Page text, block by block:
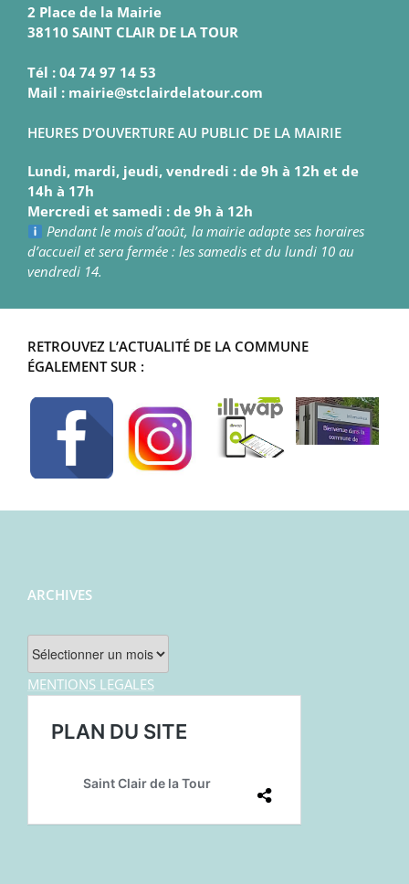
2 Place de la Mairie
38110 SAINT CLAIR DE LA TOUR
Tél : 04 74 97 14 53
Mail : mairie@stclairdelatour.com
HEURES D’OUVERTURE AU PUBLIC DE LA MAIRIE
Lundi, mardi, jeudi, vendredi : de 9h à 12h et de
14h à 17h
Mercredi et samedi : de 9h à 12h
Pendant le mois d’août, la mairie adapte ses horaires
d’accueil et sera fermée : les samedis et du lundi 10 au
vendredi 14.
RETROUVEZ L’ACTUALITÉ DE LA COMMUNE
ÉGALEMENT SUR :
ARCHIVES
Archives
MENTIONS LEGALES